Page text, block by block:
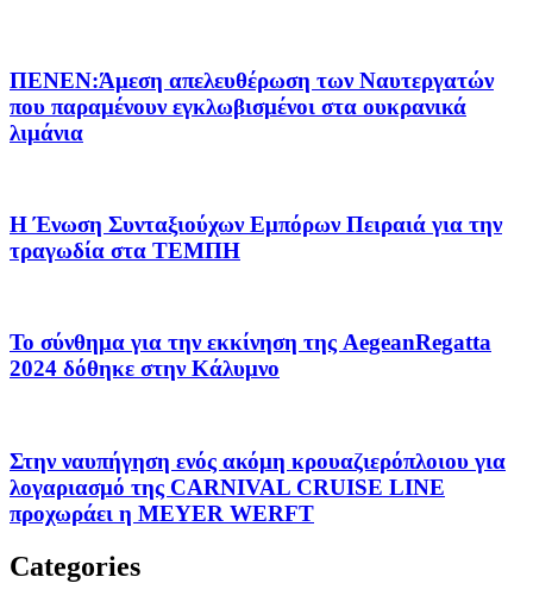
ΠΕΝΕΝ:Άμεση απελευθέρωση των Ναυτεργατών
που παραμένουν εγκλωβισμένοι στα ουκρανικά
λιμάνια
Η Ένωση Συνταξιούχων Εμπόρων Πειραιά για την
τραγωδία στα ΤΕΜΠΗ
Το σύνθημα για την εκκίνηση της AegeanRegatta
2024 δόθηκε στην Κάλυμνο
Στην ναυπήγηση ενός ακόμη κρουαζιερόπλοιου για
λογαριασμό της CARNIVAL CRUISE LINE
προχωράει η MEYER WERFT
Categories